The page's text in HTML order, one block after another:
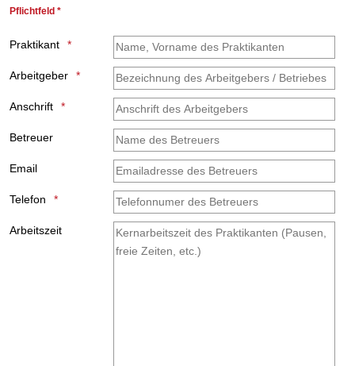
Pflichtfeld *
Praktikant
Arbeitgeber
Anschrift
Betreuer
Email
Telefon
Arbeitszeit